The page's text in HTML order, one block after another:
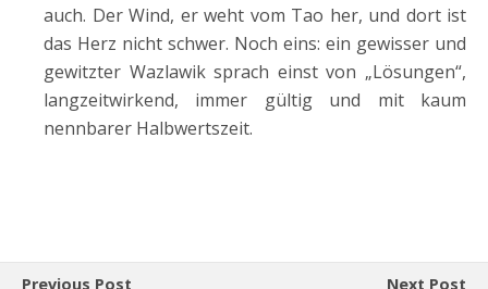
auch. Der Wind, er weht vom Tao her, und dort ist
das Herz nicht schwer. Noch eins: ein gewisser und
gewitzter Wazlawik sprach einst von „Lösungen“,
langzeitwirkend, immer gültig und mit kaum
nennbarer Halbwertszeit.
Previous Post Next Post